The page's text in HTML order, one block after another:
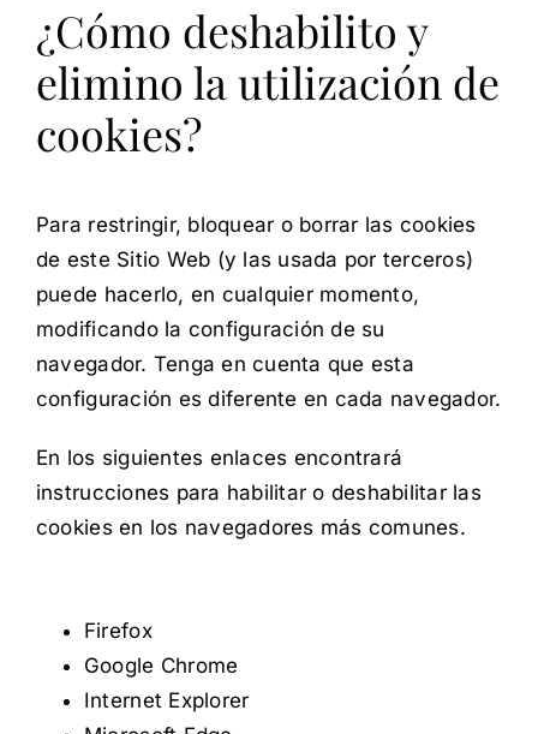
¿Cómo deshabilito y
elimino la utilización de
cookies?
Para restringir, bloquear o borrar las cookies
de este Sitio Web (y las usada por terceros)
puede hacerlo, en cualquier momento,
modificando la configuración de su
navegador. Tenga en cuenta que esta
configuración es diferente en cada navegador.
En los siguientes enlaces encontrará
instrucciones para habilitar o deshabilitar las
cookies en los navegadores más comunes.
Firefox
Google Chrome
Internet Explorer